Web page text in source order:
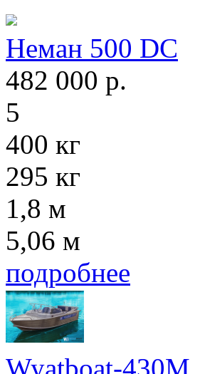
Неман 500 DC
482 000 р.
5
400 кг
295 кг
1,8 м
5,06 м
подробнее
Wyatboat-430M